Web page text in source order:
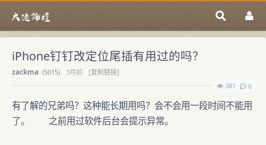
iPhone钉钉改定位尾插有用过的吗？
zackma (5015) 3月前
[复制链接]
381
6
有了解的兄弟吗？这种能长期用吗？会不会用一段时间不能用
了。 之前用过软件后台会提示异常。